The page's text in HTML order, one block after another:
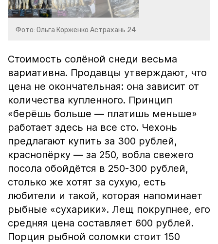
Фото: Ольга Корженко Астрахань 24
Стоимость солёной снеди весьма
вариативна. Продавцы утверждают, что
цена не окончательная: она зависит от
количества купленного. Принцип
«берёшь больше — платишь меньше»
работает здесь на все сто. Чехонь
предлагают купить за 300 рублей,
краснопёрку — за 250, вобла свежего
посола обойдётся в 250-300 рублей,
столько же хотят за сухую, есть
любители и такой, которая напоминает
рыбные «сухарики». Лещ покрупнее, его
средняя цена составляет 600 рублей.
Порция рыбной соломки стоит 150